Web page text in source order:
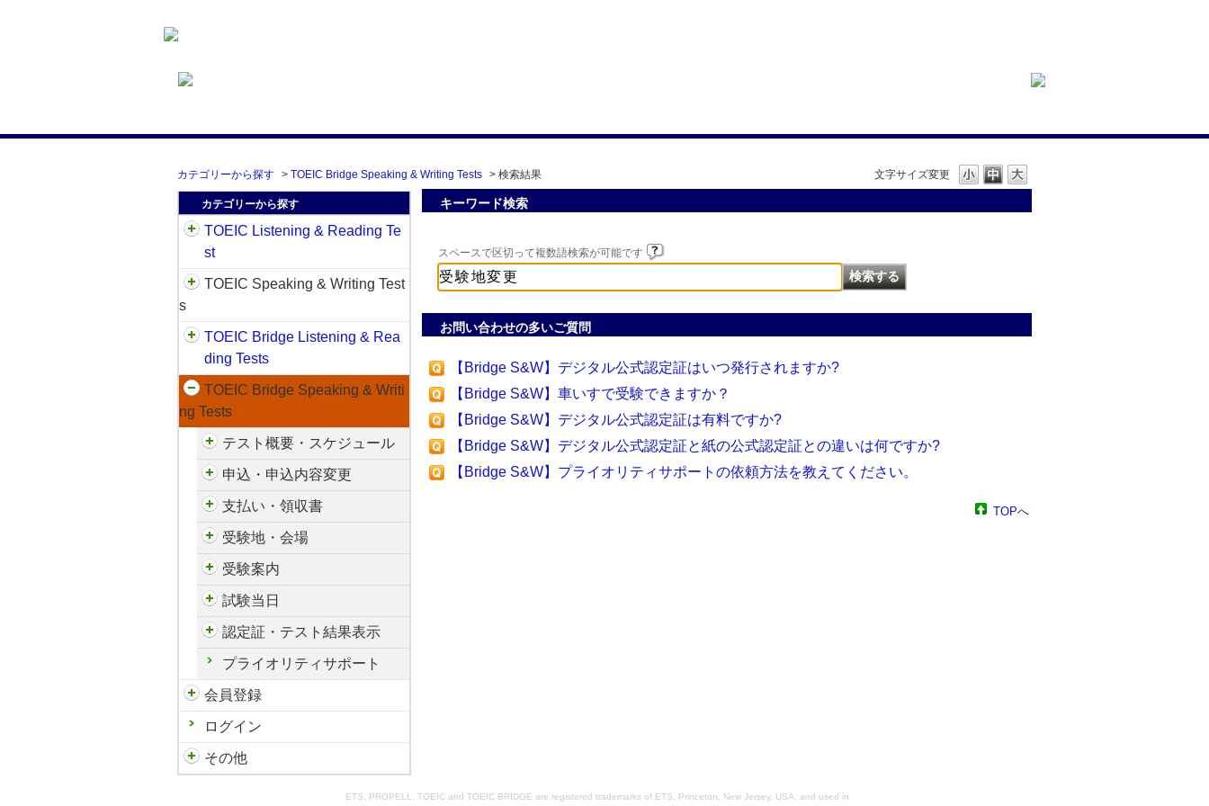
文字サイズ変更
カテゴリーから探す > TOEIC Bridge Speaking & Writing Tests > 検索結果
カテゴリーから探す
TOEIC Listening & Reading Te
st
TOEIC Speaking & Writing Test
s
TOEIC Bridge Listening & Rea
ding Tests
TOEIC Bridge Speaking & Writi
ng Tests
テスト概要・スケジュール
申込・申込内容変更
支払い・領収書
受験地・会場
受験案内
試験当日
認定証・テスト結果表示
プライオリティサポート
会員登録
ログイン
その他
キーワード検索
スペースで区切って複数語検索が可能です
お問い合わせの多いご質問
【Bridge S&W】デジタル公式認定証はいつ発行されますか?
【Bridge S&W】車いすで受験できますか？
【Bridge S&W】デジタル公式認定証は有料ですか?
【Bridge S&W】デジタル公式認定証と紙の公式認定証との違いは何ですか?
【Bridge S&W】プライオリティサポートの依頼方法を教えてください。
TOPへ
ETS, PROPELL, TOEIC and TOEIC BRIDGE are registered trademarks of ETS, Princeton, New Jersey, USA, and used in